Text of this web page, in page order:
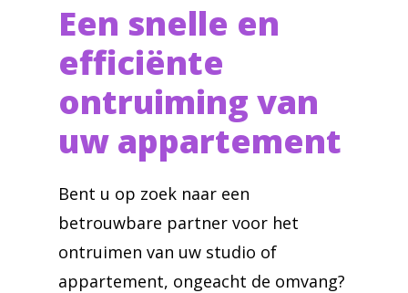
Een snelle en
efficiënte
ontruiming van
uw appartement
Bent u op zoek naar een
betrouwbare partner voor het
ontruimen van uw studio of
appartement, ongeacht de omvang?